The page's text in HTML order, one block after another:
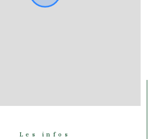
Les infos